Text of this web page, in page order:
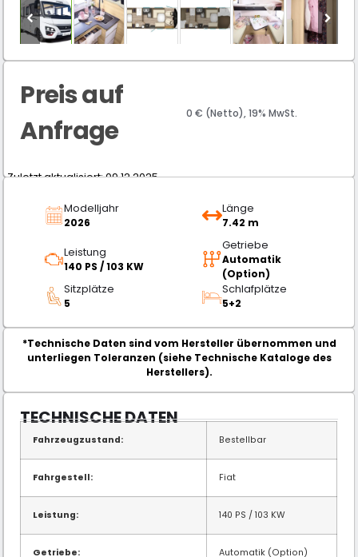
Preis auf
Anfrage
0 € (Netto), 19% MwSt.
Zuletzt aktualisiert: 09.12.2025
Modelljahr
2026
Länge
7.42 m
Leistung
140 PS / 103 KW
Getriebe
Automatik
(Option)
Sitzplätze
5
Schlafplätze
5+2
*Technische Daten sind vom Hersteller übernommen und
unterliegen Toleranzen (siehe Technische Kataloge des
Herstellers).
TECHNISCHE DATEN
Fahrzeugzustand: Bestellbar
Fahrgestell: Fiat
Leistung: 140 PS / 103 KW
Getriebe: Automatik (Option)